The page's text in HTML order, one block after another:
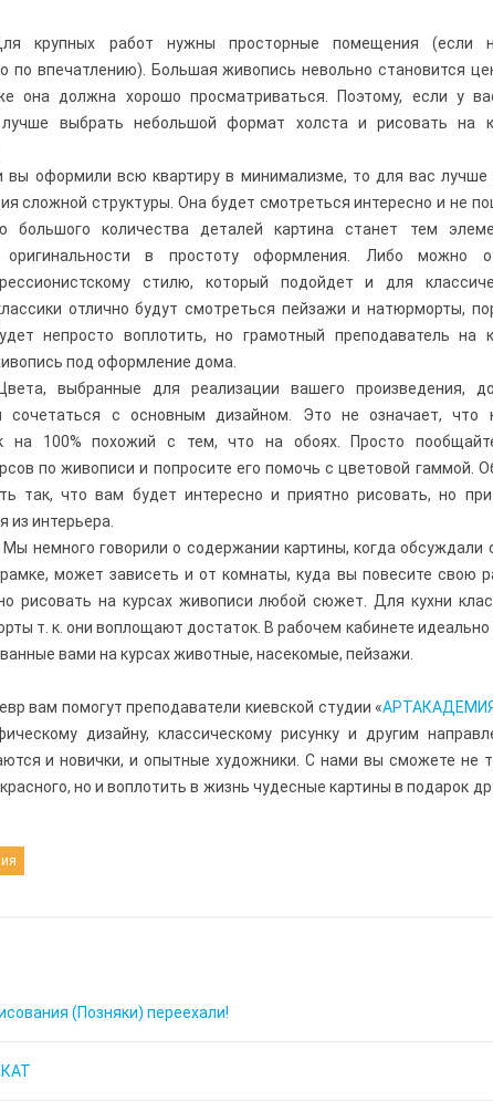
крупных работ нужны просторные помещения (если
по впечатлению). Большая живопись невольно становится
она должна хорошо просматриваться. Поэтому, если у
выбрать небольшой формат холста и рисовать на
вы оформили всю квартиру в минимализме, то для вас лучше
сложной структуры. Она будет смотреться интересно и не
большого количества деталей картина станет тем
оригинальности в простоту оформления. Либо можно
стилю, который подойдет и для
отлично будут смотреться пейзажи и натюрморты,
непросто воплотить, но грамотный преподаватель на
под оформление дома.
выбранные для реализации вашего произведения,
сочетаться с основным дизайном. Это не означает, что
на 100% похожий с тем, что на обоях. Просто
по живописи и попросите его помочь с цветовой гаммой.
так, что вам будет интересно и приятно рисовать, но
из интерьера.
немного говорили о содержании картины, когда обсуждали
может зависеть и от комнаты, куда вы повесите свою
рисовать на курсах живописи любой сюжет. Для кухни
т. к. они воплощают достаток. В рабочем кабинете идеально
вами на курсах животные, насекомые, пейзажи.
вам помогут преподаватели киевской студии «АРТАКАДЕМИЯ
дизайну, классическому рисунку и другим
и новички, и опытные художники. С нами вы сможете не
но и воплотить в жизнь чудесные картины в подарок
(Позняки) переехали!